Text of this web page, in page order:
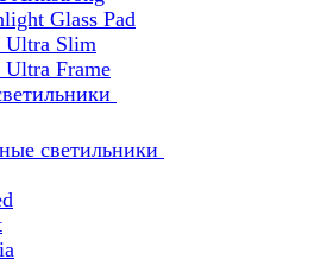
Glass Pad
Ultra Slim
Ultra Frame
светильники